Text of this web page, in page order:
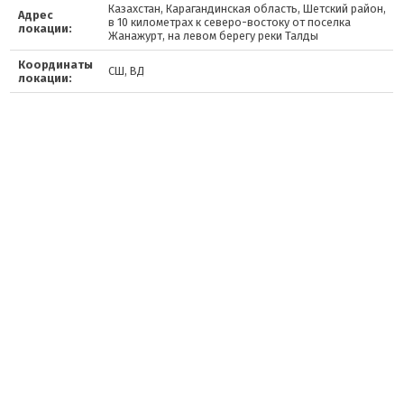
Адрес
локации:
Казахстан, Карагандинская область, Шетский район,
в 10 километрах к северо-востоку от поселка
Жанажурт, на левом берегу реки Талды
Координаты
локации:
СШ, ВД